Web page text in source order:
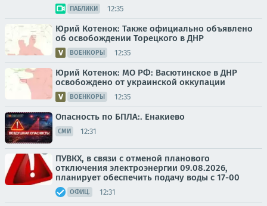
ПАБЛИКИ 12:35
Юрий Котенок: Также официально объявлено
об освобождении Торецкого в ДНР
ВОЕНКОРЫ 12:35
Юрий Котенок: МО РФ: Васютинское в ДНР
освобождено от украинской оккупации
ВОЕНКОРЫ 12:35
Опасность по БПЛА:. Енакиево
СМИ 12:31
ПУВКХ, в связи с отменой планового
отключения электроэнергии 09.08.2026,
планирует обеспечить подачу воды с 17-00
ОФИЦ. 12:31